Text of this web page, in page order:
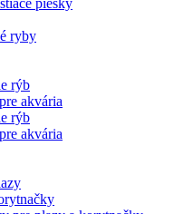
ryby
rýb
akvária
rýb
akvária